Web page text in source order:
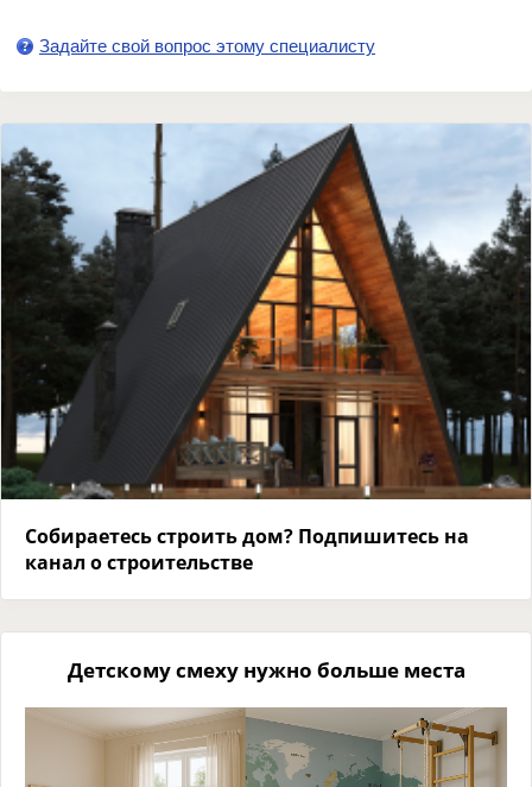
Задайте свой вопрос этому специалисту
Собираетесь строить дом? Подпишитесь на
канал о строительстве
Детскому смеху нужно больше места